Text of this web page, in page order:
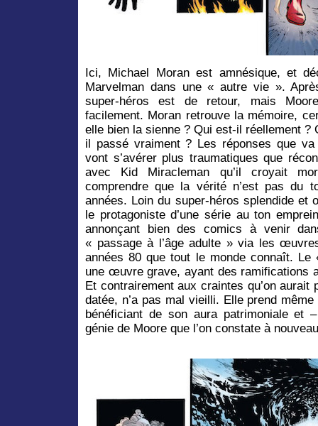
Ici, Michael Moran est amnésique, et
Marvelman dans une « autre vie ».
super-héros est de retour, mais
facilement. Moran retrouve la mémoire,
elle bien la sienne ? Qui est-il réellement ?
il passé vraiment ? Les réponses que
vont s’avérer plus traumatiques que
avec Kid Miracleman qu’il croyait
comprendre que la vérité n’est pas du
années. Loin du super-héros splendide et
le protagoniste d’une série au ton
annonçant bien des comics à venir
« passage à l’âge adulte » via les
années 80 que tout le monde connaît.
une œuvre grave, ayant des ramifications
Et contrairement aux craintes qu’on aurait
datée, n’a pas mal vieilli. Elle prend
bénéficiant de son aura patrimoniale et
génie de Moore que l’on constate à